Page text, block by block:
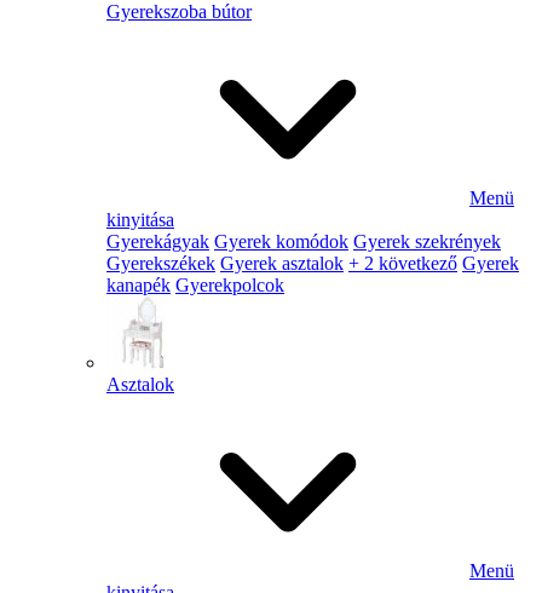
Gyerekszoba bútor
Menü
kinyitása
Gyerekágyak Gyerek komódok Gyerek szekrények
Gyerekszékek Gyerek asztalok + 2 következő Gyerek
kanapék Gyerekpolcok
Asztalok
Menü